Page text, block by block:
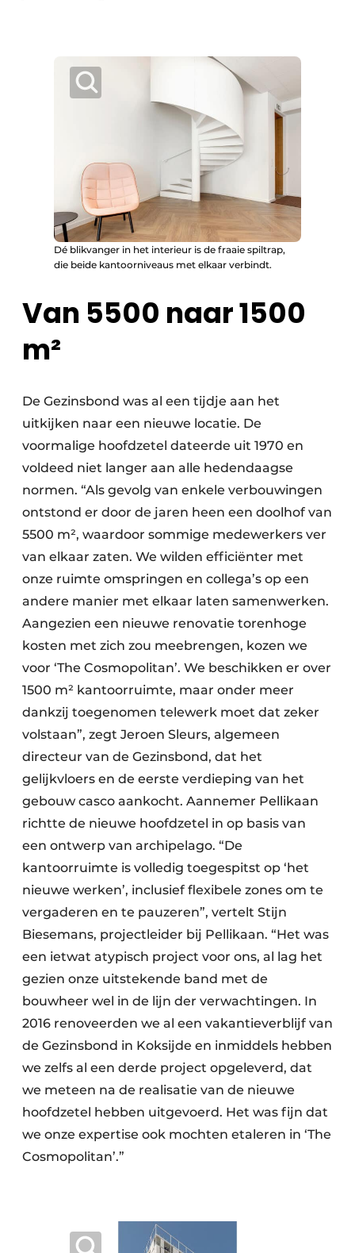
Dé blikvanger in het interieur is de fraaie spiltrap,
die beide kantoorniveaus met elkaar verbindt.
Van 5500 naar 1500
m²
De Gezinsbond was al een tijdje aan het
uitkijken naar een nieuwe locatie. De
voormalige hoofdzetel dateerde uit 1970 en
voldeed niet langer aan alle hedendaagse
normen. “Als gevolg van enkele verbouwingen
ontstond er door de jaren heen een doolhof van
5500 m², waardoor sommige medewerkers ver
van elkaar zaten. We wilden efficiënter met
onze ruimte omspringen en collega’s op een
andere manier met elkaar laten samenwerken.
Aangezien een nieuwe renovatie torenhoge
kosten met zich zou meebrengen, kozen we
voor ‘The Cosmopolitan’. We beschikken er over
1500 m² kantoorruimte, maar onder meer
dankzij toegenomen telewerk moet dat zeker
volstaan”, zegt Jeroen Sleurs, algemeen
directeur van de Gezinsbond, dat het
gelijkvloers en de eerste verdieping van het
gebouw casco aankocht. Aannemer Pellikaan
richtte de nieuwe hoofdzetel in op basis van
een ontwerp van archipelago. “De
kantoorruimte is volledig toegespitst op ‘het
nieuwe werken’, inclusief flexibele zones om te
vergaderen en te pauzeren”, vertelt Stijn
Biesemans, projectleider bij Pellikaan. “Het was
een ietwat atypisch project voor ons, al lag het
gezien onze uitstekende band met de
bouwheer wel in de lijn der verwachtingen. In
2016 renoveerden we al een vakantieverblijf van
de Gezinsbond in Koksijde en inmiddels hebben
we zelfs al een derde project opgeleverd, dat
we meteen na de realisatie van de nieuwe
hoofdzetel hebben uitgevoerd. Het was fijn dat
we onze expertise ook mochten etaleren in ‘The
Cosmopolitan’.”